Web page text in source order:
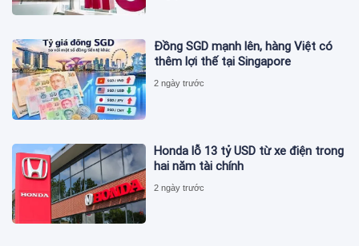
Đồng SGD mạnh lên, hàng Việt có
thêm lợi thế tại Singapore
2 ngày trước
Honda lỗ 13 tỷ USD từ xe điện trong
hai năm tài chính
2 ngày trước